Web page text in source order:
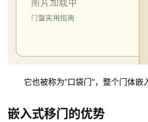
它也被称为“口袋门”，整个门体嵌
嵌入式移门的优势